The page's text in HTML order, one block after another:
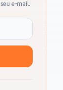
e-mail.